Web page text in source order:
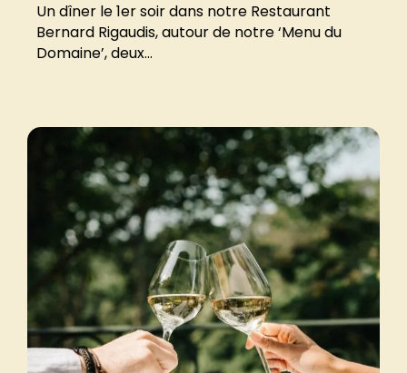
Un dîner le 1er soir dans notre Restaurant
Bernard Rigaudis, autour de notre ‘Menu du
Domaine’, deux...